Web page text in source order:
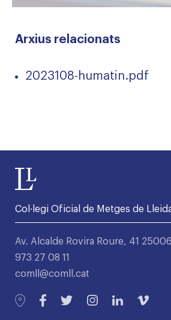
Arxius relacionats
2023108-humatin.pdf
Col·legi Oficial de Metges de
Av. Alcalde Rovira Roure, 41
973 27 08 11
comll@comll.cat